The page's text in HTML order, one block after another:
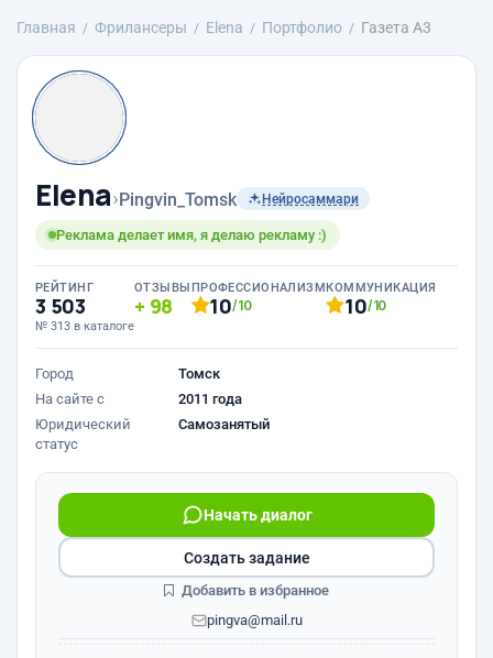
Главная Фрилансеры Elena Портфолио Газета А3
Elena›Pingvin_Tomsk Нейросаммари
Реклама делает имя, я делаю рекламу :)
РЕЙТИНГ
3 503
№ 313 в каталоге
ОТЗЫВЫ
98
ПРОФЕССИОНАЛИЗМ
10/10
КОММУНИКАЦИЯ
10/10
Город
Томск
На сайте с
2011 года
Юридический
статус
Самозанятый
Начать диалог
pingva@mail.ru
Создать задание
Добавить в избранное